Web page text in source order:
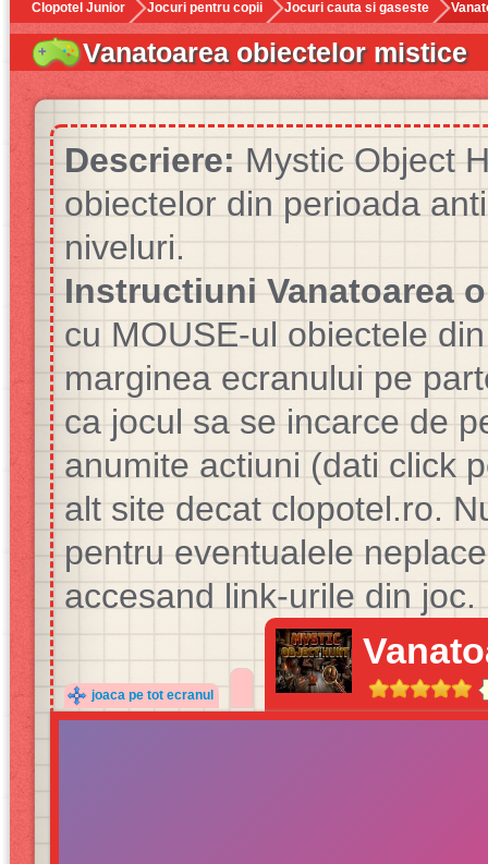
Clopotel Junior Jocuri pentru copii Jocuri cauta si gaseste
Vanatoarea obiectelor mistice
Descriere: Mystic Object
obiectelor din perioada
niveluri.
Instructiuni Vanatoarea
cu MOUSE-ul obiectele
marginea ecranului pe
ca jocul sa se incarce de
anumite actiuni (dati click
alt site decat clopotel.ro.
pentru eventualele
accesand link-urile din joc.
joaca pe tot ecranul